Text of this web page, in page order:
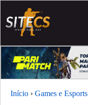
Início › Games e Esports